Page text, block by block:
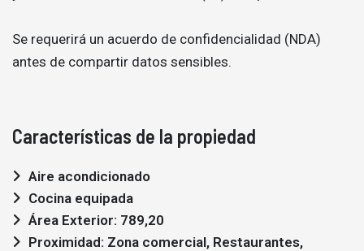
Se requerirá un acuerdo de confidencialidad (NDA)
antes de compartir datos sensibles.
Características de la propiedad
Aire acondicionado
Cocina equipada
Área Exterior: 789,20